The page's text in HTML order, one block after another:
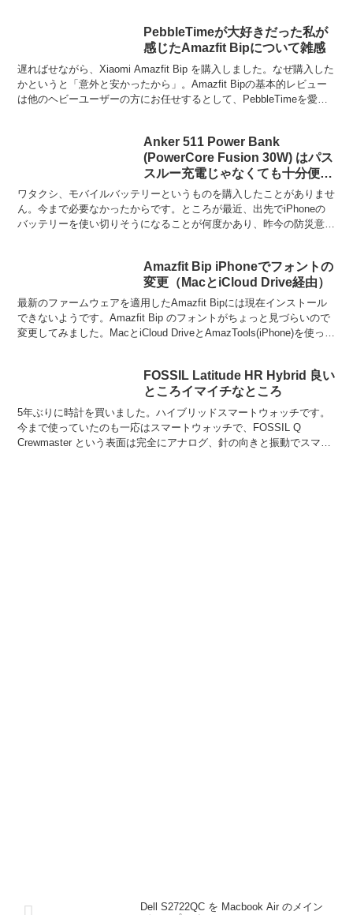
PebbleTimeが大好きだった私が
感じたAmazfit Bipについて雑感
遅ればせながら、Xiaomi Amazfit Bip を購入しました。なぜ購入した
かというと「意外と安かったから」。Amazfit Bipの基本的レビュー
は他のヘビーユーザーの方にお任せするとして、PebbleTimeを愛し
Anker 511 Power Bank
(PowerCore Fusion 30W) はパス
スルー充電じゃなくても十分便利
なモバイルバッテリー
ワタクシ、モバイルバッテリーというものを購入したことがありませ
ん。今まで必要なかったからです。ところが最近、出先でiPhoneの
バッテリーを使い切りそうになることが何度かあり、昨今の防災意識
Amazfit Bip iPhoneでフォントの
変更（MacとiCloud Drive経由）
最新のファームウェアを適用したAmazfit Bipには現在インストール
できないようです。Amazfit Bip のフォントがちょっと見づらいので
変更してみました。MacとiCloud DriveとAmazTools(iPhone)を使っ
FOSSIL Latitude HR Hybrid 良い
ところイマイチなところ
5年ぶりに時計を買いました。ハイブリッドスマートウォッチです。
今まで使っていたのも一応はスマートウォッチで、FOSSIL Q
Crewmaster という表面は完全にアナログ、針の向きと振動でスマホ
Dell S2722QC を Macbook Air のメイン